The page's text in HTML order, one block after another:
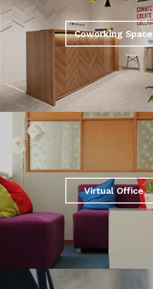
Coworking Space
Virtual Office